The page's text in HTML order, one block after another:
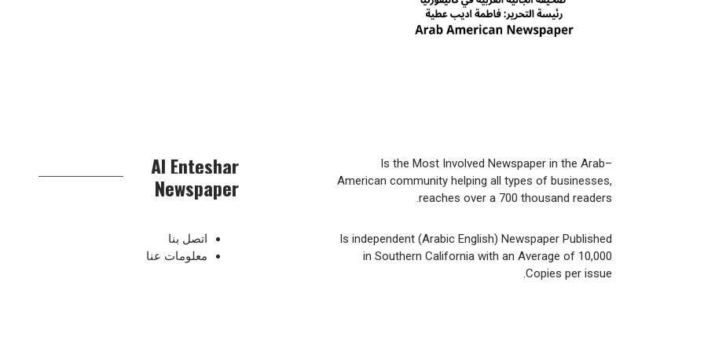
Is the Most Involved Newspaper in the Arab–
American community helping all types of businesses,
reaches over a 700 thousand readers.
Is independent (Arabic English) Newspaper Published
in Southern California with an Average of 10,000
Copies per issue.
Al Enteshar
Newspaper
اتصل بنا
معلومات عنا